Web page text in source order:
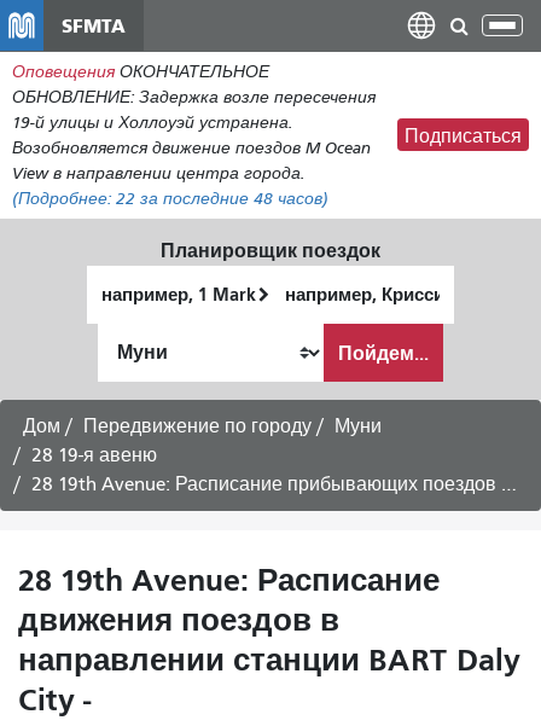
содержанию
SFMTA
Оповещения ОКОНЧАТЕЛЬНОЕ
ОБНОВЛЕНИЕ: Задержка возле пересечения
19-й улицы и Холлоуэй устранена.
Возобновляется движение поездов M Ocean
View в направлении центра города.
(Подробнее: 22 за последние 48 часов)
Подписаться
Планировщик поездок
местоположение
окончания
хочу
путешествовать
Пойдем...
Дом Передвижение по городу
Муни
28 19-я авеню
28 19th Avenue: Расписание прибывающих поездов в Fisherman's Wharf -
28 19th Avenue: Расписание
движения поездов в
направлении станции BART Daly
City -